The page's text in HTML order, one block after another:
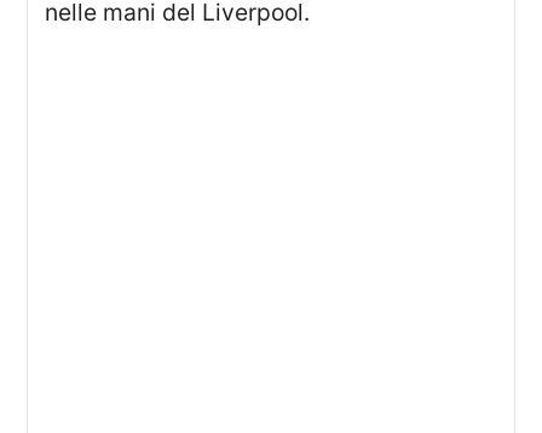
nelle mani del Liverpool.